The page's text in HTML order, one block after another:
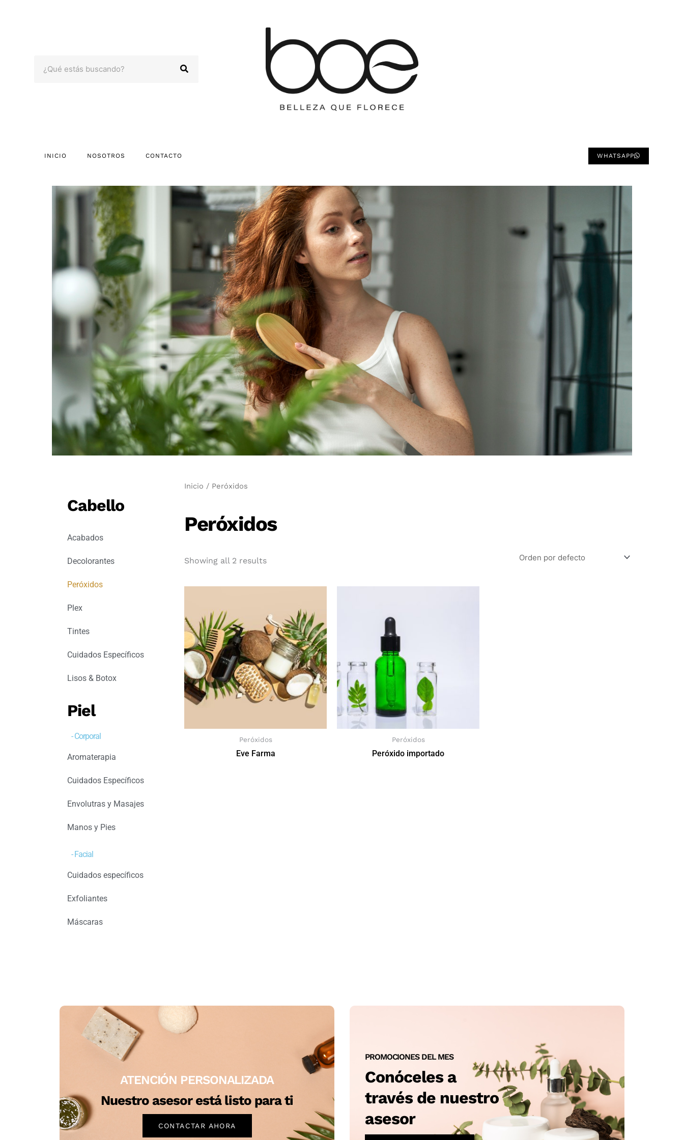
INICIO NOSOTROS CONTACTO WHATSAPP
Cabello
Acabados
Decolorantes
Peróxidos
Plex
Tintes
Cuidados Específicos
Lisos & Botox
Piel
- Corporal
Aromaterapia
Cuidados Específicos
Envolutras y Masajes
Manos y Pies
- Facial
Cuidados específicos
Exfoliantes
Máscaras
Inicio / Peróxidos
Peróxidos
Showing all 2 results
Peróxidos
Eve Farma
Peróxidos
Peróxido importado
ATENCIÓN PERSONALIZADA
Nuestro asesor está listo para ti
CONTACTAR AHORA
PROMOCIONES DEL MES
Conóceles a
través de nuestro
asesor